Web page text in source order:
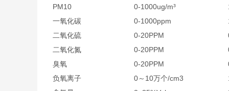
PM10
0-1000ug/m³
一氧化碳
0-1000ppm
二氧化硫
0-20PPM
二氧化氮
0-20PPM
臭氧
0-20PPM
负氧离子
0～10万个/cm3